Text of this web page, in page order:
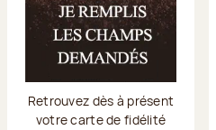
Retrouvez dès à présent
votre carte de fidélité